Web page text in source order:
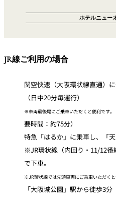
ホテルニュー
JR線ご利用の場合
関空快速（大阪環状線直通）
（日中20分毎運行）
※車両最後尾にご乗車いただくと便利です。
要時間：約75分）
特急「はるか」に乗車し、「天
※JR環状線（内回り・11/12番
で下車。
※JR環状線では先頭車両にご乗車いただくと
「大阪城公園」駅から徒歩3分